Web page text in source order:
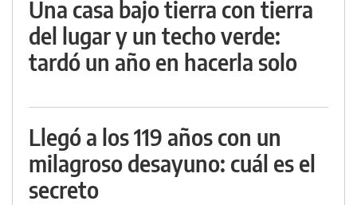
Una casa bajo tierra con tierra
del lugar y un techo verde:
tardó un año en hacerla solo
Llegó a los 119 años con un
milagroso desayuno: cuál es el
secreto